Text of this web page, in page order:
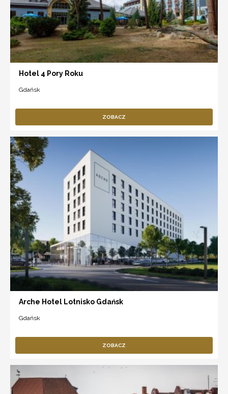
Hotel 4 Pory Roku
Gdańsk
ZOBACZ
Arche Hotel Lotnisko Gdańsk
Gdańsk
ZOBACZ